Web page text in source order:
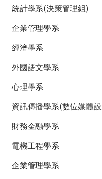
統計學系(決策管理組)
企業管理學系
經濟學系
外國語文學系
心理學系
資訊傳播學系(數位媒體
財務金融學系
電機工程學系
企業管理學系